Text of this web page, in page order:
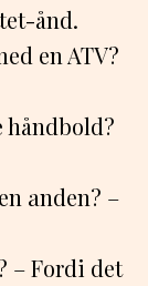
ånd.
en ATV?
anden? –
– Fordi det